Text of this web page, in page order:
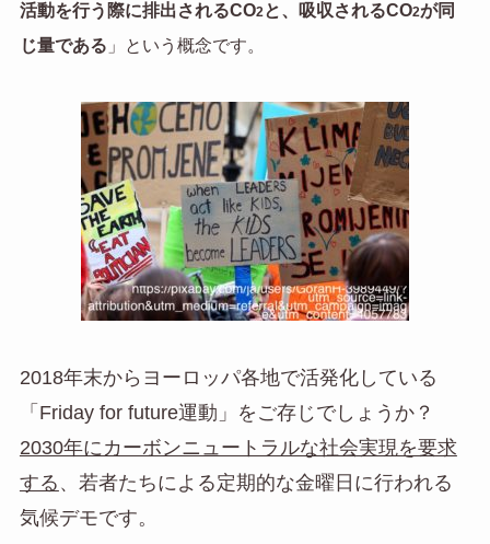
活動を行う際に排出されるCO2と、吸収されるCO2が同
じ量である 」という概念です。
2018年末からヨーロッパ各地で活発化している
「Friday for future運動」をご存じでしょうか？
2030年にカーボンニュートラルな社会実現を要求
する 、若者たちによる定期的な金曜日に行われる
気候デモです。